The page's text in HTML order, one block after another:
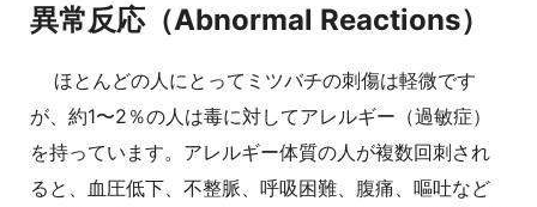
異常反応（Abnormal Reactions）
ほとんどの人にとってミツバチの刺傷は軽微です
が、約1〜2％の人は毒に対してアレルギー（過敏症）
を持っています。アレルギー体質の人が複数回刺され
ると、血圧低下、不整脈、呼吸困難、腹痛、嘔吐など